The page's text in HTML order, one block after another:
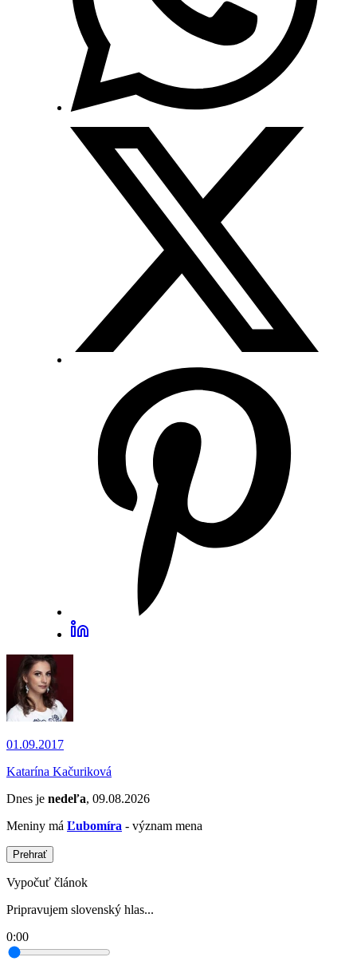
01.09.2017
Katarína Kačuriková
Dnes je nedeľa, 09.08.2026
Meniny má Ľubomíra - význam mena
Prehrať
Vypočuť článok
Pripravujem slovenský hlas...
0:00